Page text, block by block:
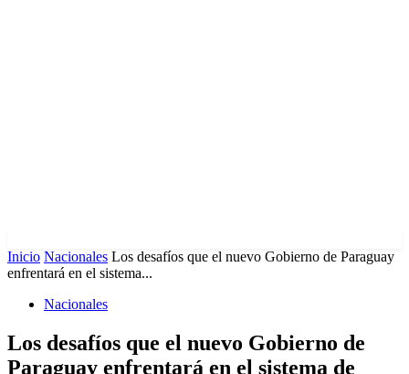
Inicio Nacionales Los desafíos que el nuevo Gobierno de Paraguay
enfrentará en el sistema...
Nacionales
Los desafíos que el nuevo Gobierno de
Paraguay enfrentará en el sistema de